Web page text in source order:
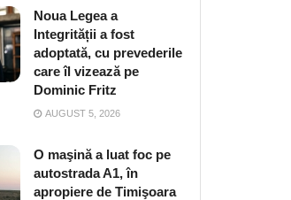
Noua Legea a
Integrității a fost
adoptată, cu prevederile
care îl vizează pe
Dominic Fritz
AUGUST 5, 2026
O maşină a luat foc pe
autostrada A1, în
apropiere de Timişoara